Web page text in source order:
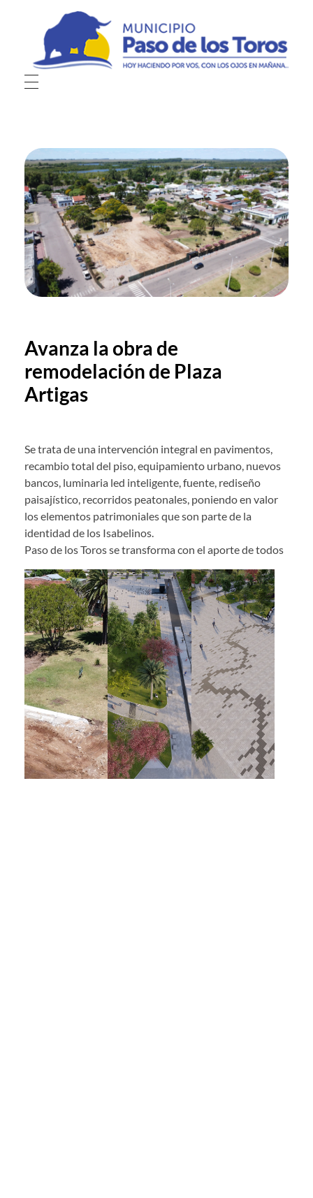
Municipio de Paso de los Toros
Hoy haciendo para vos, con los ojos en mañana
Avanza la obra de
remodelación de Plaza
Artigas
Se trata de una intervención integral en pavimentos,
recambio total del piso, equipamiento urbano, nuevos
bancos, luminaria led inteligente, fuente, rediseño
paisajístico, recorridos peatonales, poniendo en valor
los elementos patrimoniales que son parte de la
identidad de los Isabelinos.
Paso de los Toros se transforma con el aporte de todos